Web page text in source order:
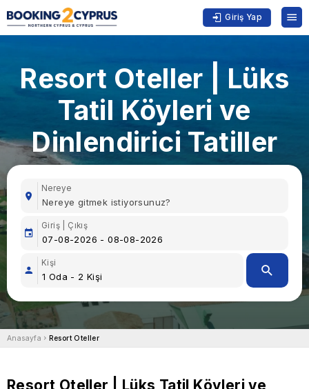
Giriş Yap
Resort Oteller | Lüks
Tatil Köyleri ve
Dinlendirici Tatiller
Nereye
Giriş | Çıkış
Kişi
Anasayfa Resort Oteller
Resort Oteller | Lüks Tatil Köyleri ve